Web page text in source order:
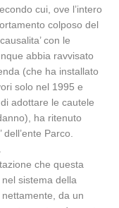
cui, ove l’intero
colposo del
con le
abbia ravvisato
(che ha installato
solo nel 1995 e
adottare le cautele
ha ritenuto
Parco.
che questa
sistema della
nettamente, da un